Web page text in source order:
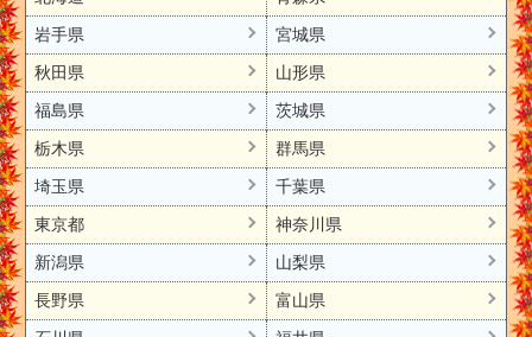
岩手県
宮城県
秋田県
山形県
福島県
茨城県
栃木県
群馬県
埼玉県
千葉県
東京都
神奈川県
新潟県
山梨県
長野県
富山県